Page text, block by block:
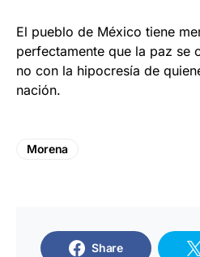
El pueblo de México tiene
perfectamente que la paz se
no con la hipocresía de
nación.
Morena
Share